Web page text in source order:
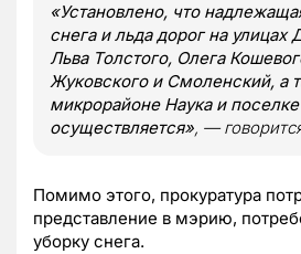
«Установлено, что
снега и льда дорог на улицах
Льва Толстого, Олега
Жуковского и Смоленский, а
микрорайоне Наука и
осуществляется», —
Помимо этого, прокуратура
представление в мэрию,
уборку снега.